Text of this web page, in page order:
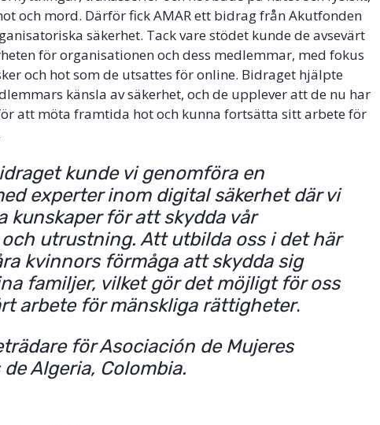
och mord. Därför fick AMAR ett bidrag från Akutfonden
säkerhet. Tack vare stödet kunde de avsevärt
för organisationen och dess medlemmar, med fokus
och hot som de utsattes för online. Bidraget hjälpte
känsla av säkerhet, och de upplever att de nu har
att möta framtida hot och kunna fortsätta sitt arbete för
kunde vi genomföra en
experter inom digital säkerhet där vi
kunskaper för att skydda vår
utrustning. Att utbilda oss i det här
kvinnors förmåga att skydda sig
familjer, vilket gör det möjligt för oss
arbete för mänskliga rättigheter.
förAsociación de Mujeres
Algeria, Colombia.